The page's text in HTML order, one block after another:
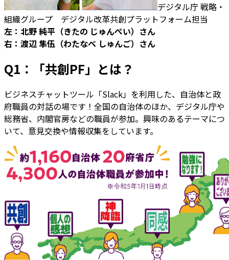
デジタル庁 戦略・
組織グループ デジタル改革共創プラットフォーム担当
左：北野 純平（きたの じゅんぺい）さん
右：渡辺 隼伍（わたなべ しゅんご）さん
Q1：「共創PF」とは？
ビジネスチャットツール「Slack」を利用した、自治体と政
府職員の対話の場です！全国の自治体のほか、デジタル庁や
総務省、内閣官房などの職員が参加。興味のあるテーマにつ
いて、意見交換や情報収集をしています。